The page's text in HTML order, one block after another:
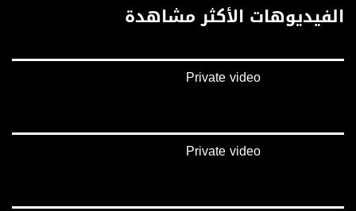
الفيديوهات الأكثر مشاهدة
Private video
Private video